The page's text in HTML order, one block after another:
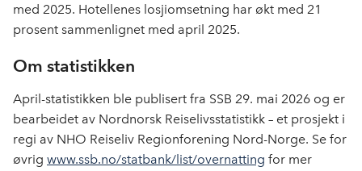
med 2025. Hotellenes losjiomsetning har økt med 21
prosent sammenlignet med april 2025.
Om statistikken
April-statistikken ble publisert fra SSB 29. mai 2026 og er
bearbeidet av Nordnorsk Reiselivsstatistikk – et prosjekt i
regi av NHO Reiseliv Regionforening Nord-Norge. Se for
øvrig www.ssb.no/statbank/list/overnatting for mer